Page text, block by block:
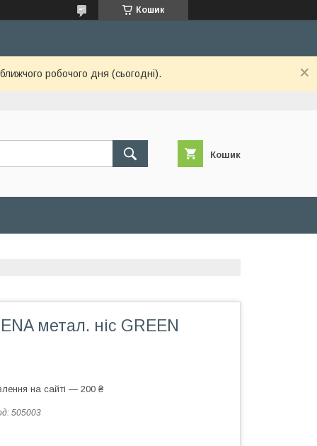
Кошик
робочого дня (сьогодні).
Кошик
метал. ніс GREEN
на сайті — 200 ₴
505003